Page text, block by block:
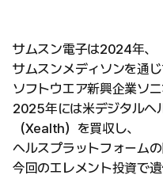
サムスン電子は2024年、
サムスンメディソンを通
ソフトウエア新興企業ソ
2025年には米デジタルヘ
（Xealth）を買収し、
ヘルスプラットフォーム
今回のエレメント投資で